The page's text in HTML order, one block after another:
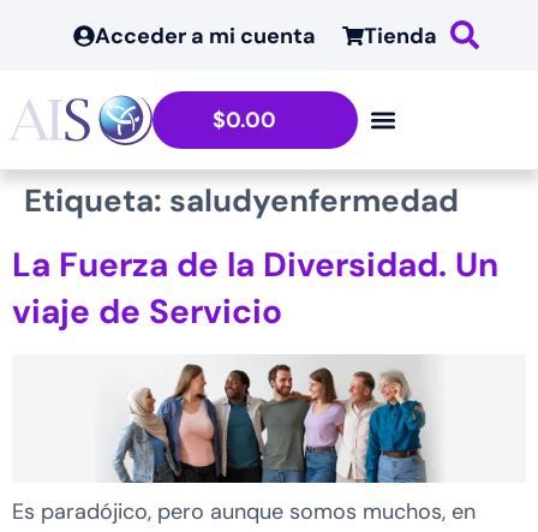
contenido
Acceder a mi cuenta Tienda
$0.00
Etiqueta: saludyenfermedad
La Fuerza de la Diversidad. Un
viaje de Servicio
Es paradójico, pero aunque somos muchos, en